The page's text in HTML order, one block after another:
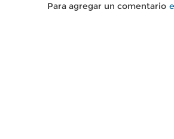
Para agregar un comentario